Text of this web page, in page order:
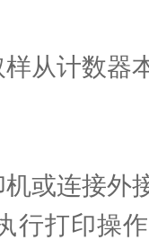
从计数器
或连接外
行打印操